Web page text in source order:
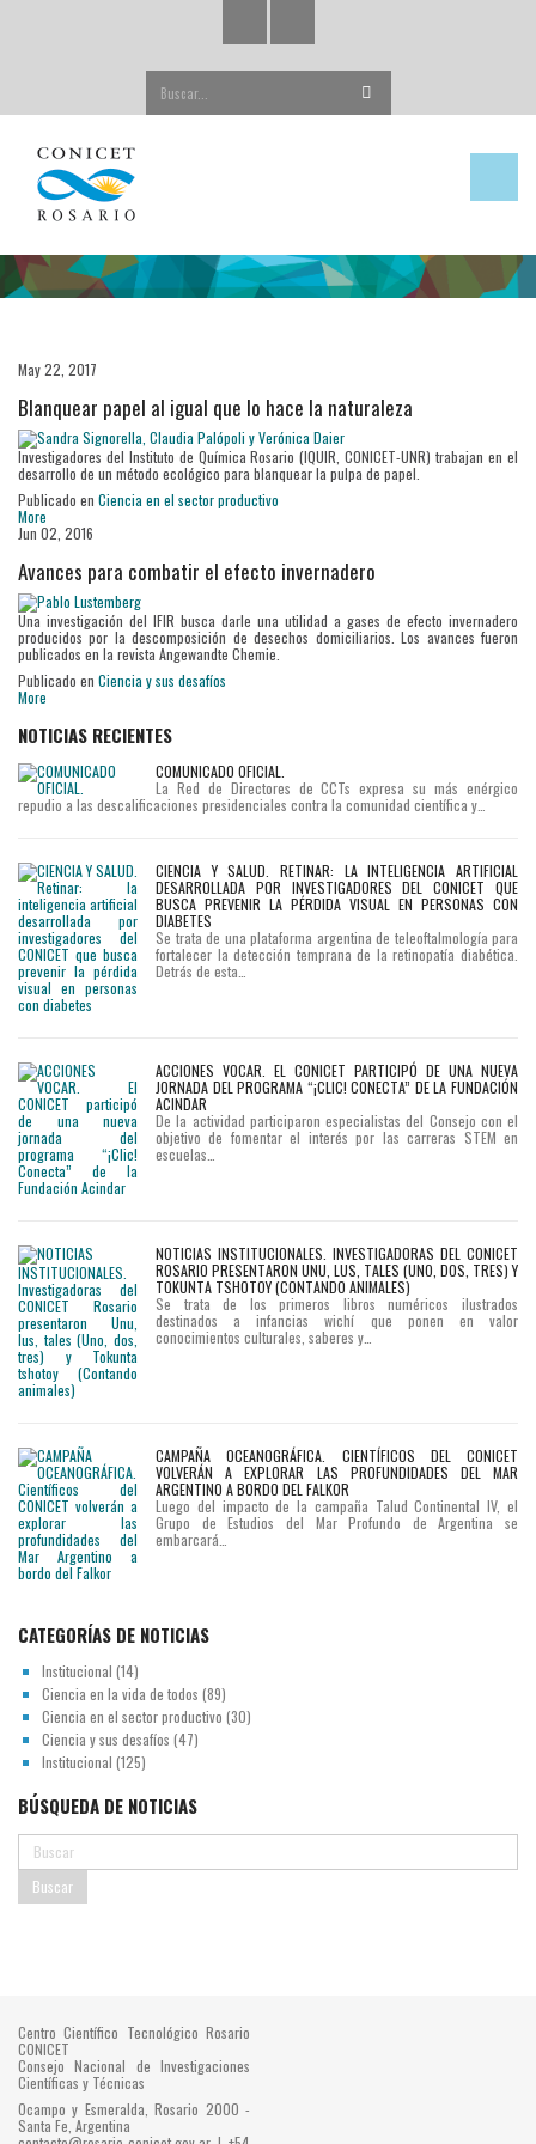
May 22, 2017
Blanquear papel al igual que lo hace la naturaleza
Investigadores del Instituto de Química Rosario (IQUIR, CONICET-UNR) trabajan en el
desarrollo de un método ecológico para blanquear la pulpa de papel.
Publicado en Ciencia en el sector productivo
More
Jun 02, 2016
Avances para combatir el efecto invernadero
Una investigación del IFIR busca darle una utilidad a gases de efecto invernadero
producidos por la descomposición de desechos domiciliarios. Los avances fueron
publicados en la revista Angewandte Chemie.
Publicado en Ciencia y sus desafíos
More
NOTICIAS RECIENTES
COMUNICADO OFICIAL.
La Red de Directores de CCTs expresa su más enérgico
repudio a las descalificaciones presidenciales contra la comunidad científica y…
CIENCIA Y SALUD. RETINAR: LA INTELIGENCIA ARTIFICIAL
DESARROLLADA POR INVESTIGADORES DEL CONICET QUE
BUSCA PREVENIR LA PÉRDIDA VISUAL EN PERSONAS CON
DIABETES
Se trata de una plataforma argentina de teleoftalmología para
fortalecer la detección temprana de la retinopatía diabética.
Detrás de esta…
ACCIONES VOCAR. EL CONICET PARTICIPÓ DE UNA NUEVA
JORNADA DEL PROGRAMA “¡CLIC! CONECTA” DE LA FUNDACIÓN
ACINDAR
De la actividad participaron especialistas del Consejo con el
objetivo de fomentar el interés por las carreras STEM en
escuelas…
NOTICIAS INSTITUCIONALES. INVESTIGADORAS DEL CONICET
ROSARIO PRESENTARON UNU, LUS, TALES (UNO, DOS, TRES) Y
TOKUNTA TSHOTOY (CONTANDO ANIMALES)
Se trata de los primeros libros numéricos ilustrados
destinados a infancias wichí que ponen en valor
conocimientos culturales, saberes y…
CAMPAÑA OCEANOGRÁFICA. CIENTÍFICOS DEL CONICET
VOLVERÁN A EXPLORAR LAS PROFUNDIDADES DEL MAR
ARGENTINO A BORDO DEL FALKOR
Luego del impacto de la campaña Talud Continental IV, el
Grupo de Estudios del Mar Profundo de Argentina se
embarcará…
CATEGORÍAS DE NOTICIAS
Institucional (14)
Ciencia en la vida de todos (89)
Ciencia en el sector productivo (30)
Ciencia y sus desafíos (47)
Institucional (125)
BÚSQUEDA DE NOTICIAS
Centro Científico Tecnológico Rosario
CONICET
Consejo Nacional de Investigaciones
Científicas y Técnicas
Ocampo y Esmeralda, Rosario 2000 -
Santa Fe, Argentina